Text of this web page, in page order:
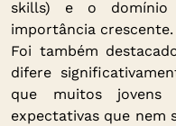
skills) e o domínio
importância crescente.
Foi também
difere
que muitos jovens
expectativas que nem